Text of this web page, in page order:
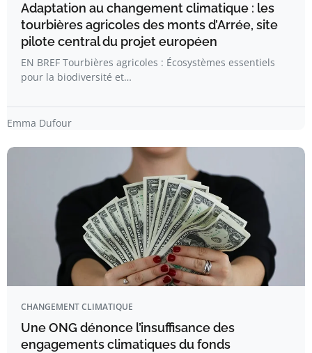
Adaptation au changement climatique : les
tourbières agricoles des monts d’Arrée, site
pilote central du projet européen
EN BREF Tourbières agricoles : Écosystèmes essentiels
pour la biodiversité et…
Emma Dufour
CHANGEMENT CLIMATIQUE
Une ONG dénonce l’insuffisance des
engagements climatiques du fonds